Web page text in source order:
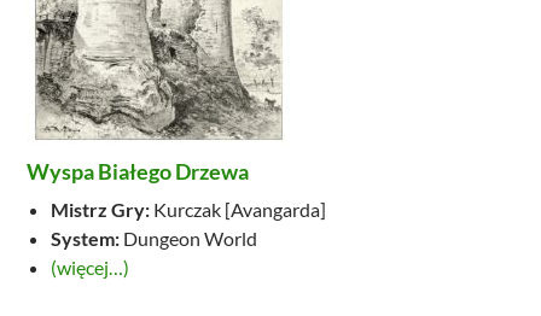
Wyspa Białego Drzewa
Mistrz Gry: Kurczak [Avangarda]
System: Dungeon World
(więcej…)